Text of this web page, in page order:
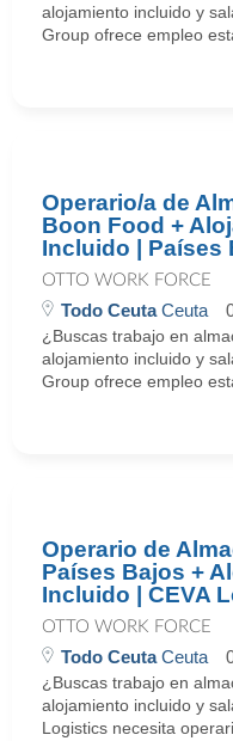
alojamiento incluido y
Group ofrece empleo
Operario/a de
Boon Food +
Incluido | Países
OTTO WORK FORCE
Todo CeutaCeuta
¿Buscas trabajo en
alojamiento incluido y
Group ofrece empleo
Operario de
Países Bajos +
Incluido | CEVA
OTTO WORK FORCE
Todo CeutaCeuta
¿Buscas trabajo en
alojamiento incluido y
Logistics necesita